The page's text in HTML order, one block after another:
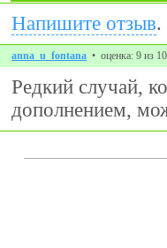
Напишите отзыв.
anna_u_fontana • оценка: 9 из 10
Редкий случай,
дополнением,